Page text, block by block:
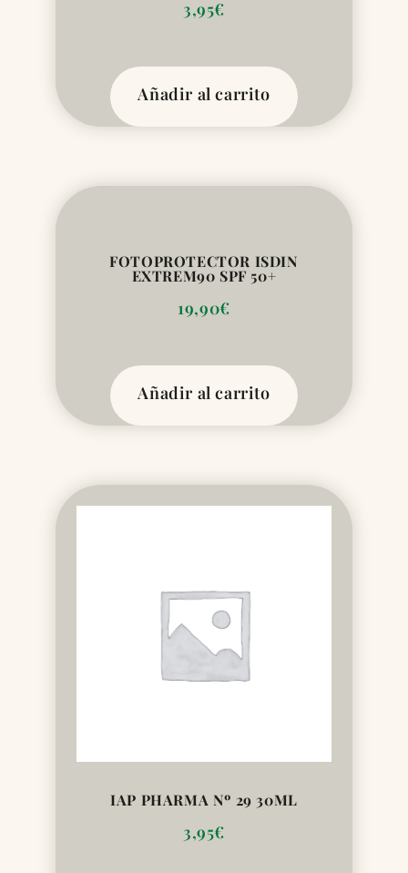
3,95€
Añadir al carrito
FOTOPROTECTOR ISDIN
EXTREM90 SPF 50+
19,90€
Añadir al carrito
IAP PHARMA Nº 29 30ML
3,95€